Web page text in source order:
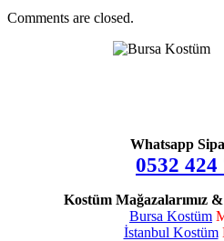
Comments are closed.
Whatsapp
0532 424
Kostüm Mağazalarımız
Bursa Kostüm
İstanbul Kostüm